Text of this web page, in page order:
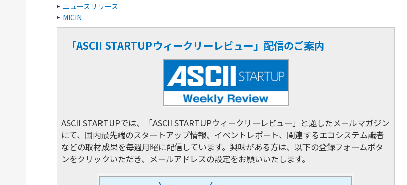
ニュースリリース
MICIN
「ASCII STARTUPウィークリーレビュー」配信のご案内
ASCII STARTUPでは、「ASCII STARTUPウィークリーレビュー」と題したメールマガジン
にて、国内最先端のスタートアップ情報、イベントレポート、関連するエコシステム識者
などの取材成果を毎週月曜に配信しています。興味がある方は、以下の登録フォームボタ
ンをクリックいただき、メールアドレスの設定をお願いいたします。